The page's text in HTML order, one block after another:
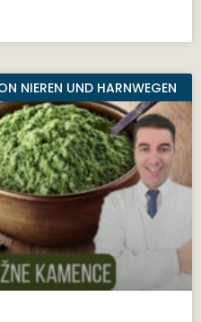
NIEREN UND HARNWEGEN